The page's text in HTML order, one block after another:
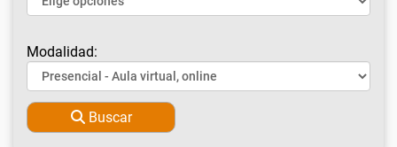
Modalidad:
Buscar